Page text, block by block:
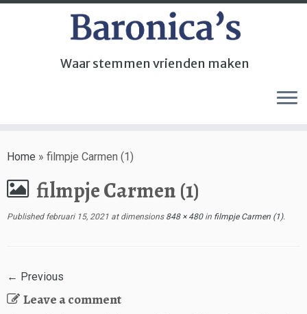
Waar stemmen vrienden maken
Home » filmpje Carmen (1)
filmpje Carmen (1)
Published februari 15, 2021 at dimensions848 × 480in filmpje Carmen (1).
← Previous
Leave a comment